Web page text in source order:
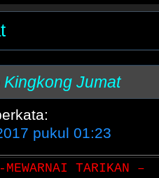
Kingkong Jumat
pukul 01:23
-MEWARNAI TARIKAN –